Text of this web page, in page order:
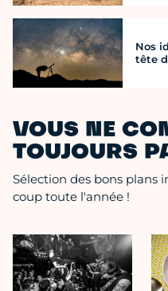
Nos
tête
VOUS NE
TOUJOURS
Sélection des bons plans
coup toute l'année !